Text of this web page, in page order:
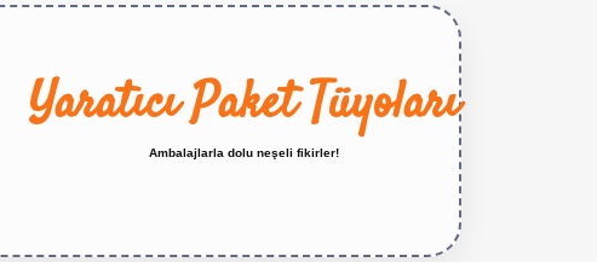
Yaratıcı Paket Tüyoları
Ambalajlarla dolu neşeli fikirler!